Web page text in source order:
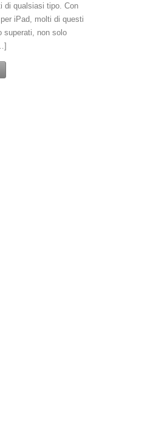
di qualsiasi tipo. Con
iPad, molti di questi
superati, non solo